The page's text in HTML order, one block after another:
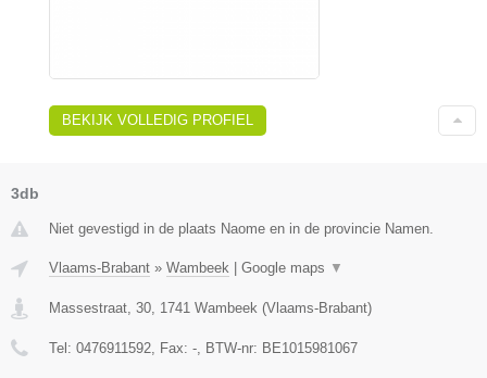
BEKIJK VOLLEDIG PROFIEL
3db
Niet gevestigd in de plaats Naome en in de provincie Namen.
Vlaams-Brabant » Wambeek Google maps ▼
Massestraat, 30 1741 Wambeek (Vlaams-Brabant)
Tel: 0476911592 , Fax: - , BTW-nr: BE1015981067